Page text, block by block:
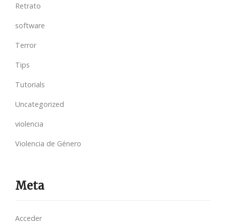
Retrato
software
Terror
Tips
Tutorials
Uncategorized
violencia
Violencia de Género
Meta
Acceder